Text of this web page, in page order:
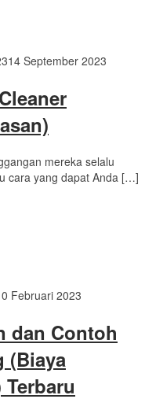
14 September 2023
mereka selalu
cara yang dapat Anda […]
Februari 2023
dan Contoh
(Biaya